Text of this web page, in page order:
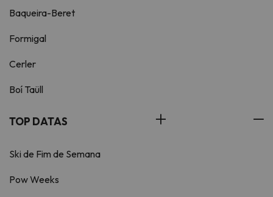
Baqueira-Beret
Formigal
Cerler
Boí Taüll
TOP DATAS
Ski de Fim de Semana
Pow Weeks